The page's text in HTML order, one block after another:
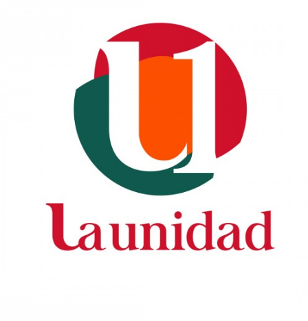
IMAGEN CORPORATIVA PARA LA
DISTRIBUIDORA “LA UNIDAD”
Diseño Gráfico